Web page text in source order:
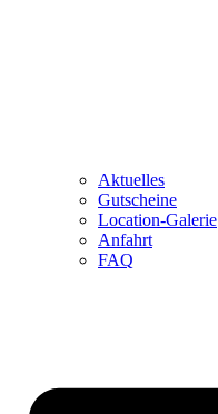
Aktuelles
Gutscheine
Location-Galerie
Anfahrt
FAQ